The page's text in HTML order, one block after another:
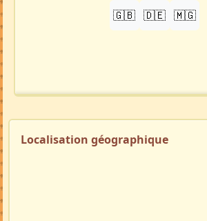
🇬🇧 🇩🇪 🇲🇬
Localisation géographique